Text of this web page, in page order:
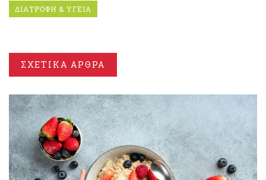
ΔΙΑΤΡΟΦΗ & ΥΓΕΙΑ
ΣΧΕΤΙΚΑ ΑΡΘΡΑ